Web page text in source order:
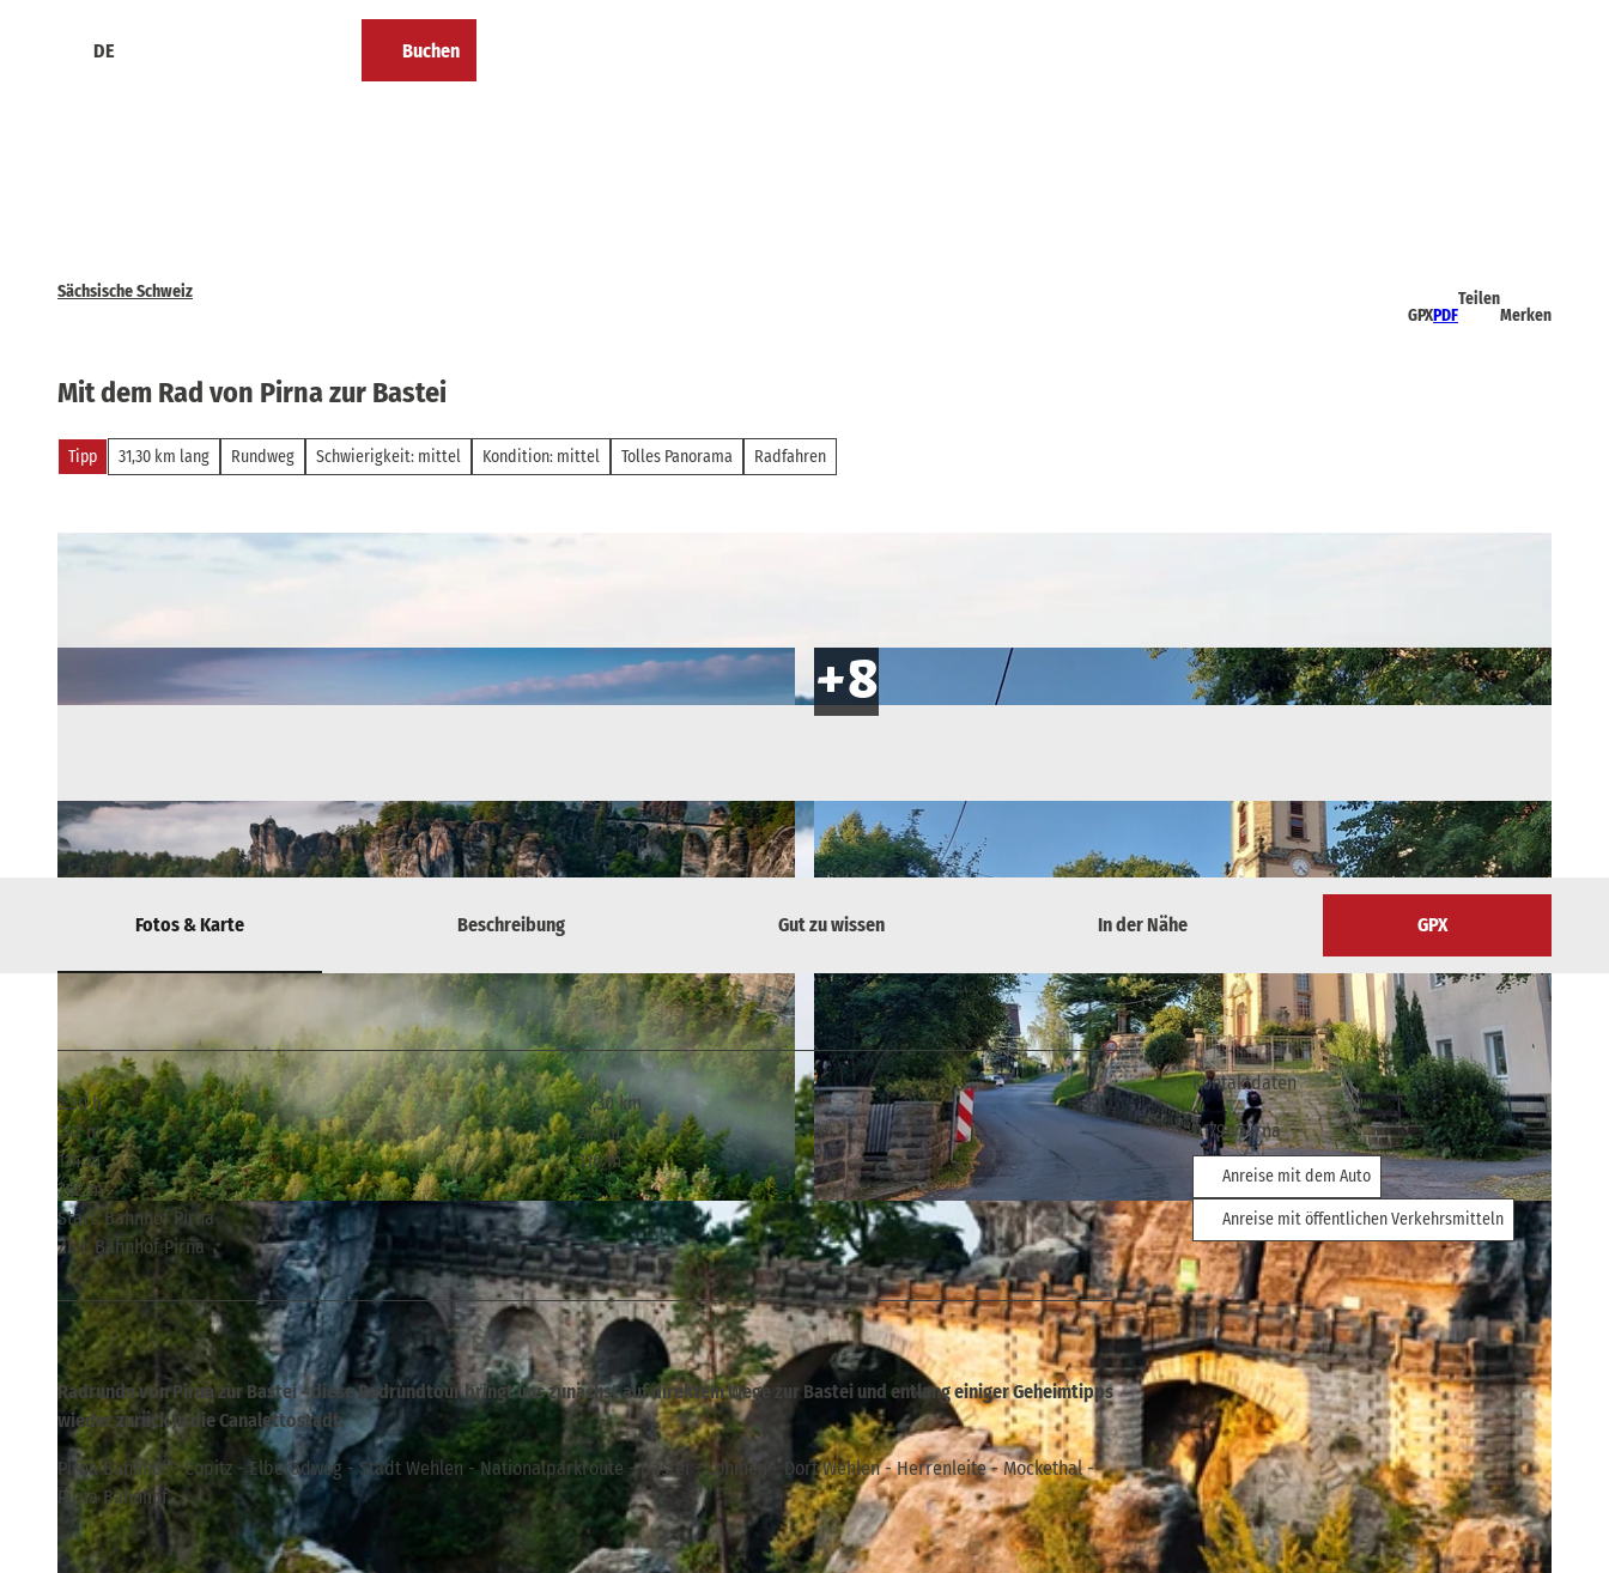
DE Buchen
Sächsische Schweiz
GPXPDF
Teilen
Merken
Mit dem Rad von Pirna zur Bastei
Tipp 31,30 km lang Rundweg Schwierigkeit: mittel Kondition: mittel Tolles Panorama Radfahren
© Sebastian Rose/ Tourismusverband Sächsische Schweiz, Tourismusverband Sächsische Schweiz © Heike Grunow, Tourismusverband Sächsische Schweiz
Fotos & Karte Beschreibung Gut zu wissen In der Nähe GPX
2:30 h
31,30 km
241 m
241 m
114 m
316 m
202 m
Start: Bahnhof Pirna
Ziel: Bahnhof Pirna
Radrunde von Pirna zur Bastei - diese Radrundtour bringt uns zunächst auf direktem Wege zur Bastei und entlang einiger Geheimtipps
wieder zurück in die Canalettostadt.
Pirna Bahnhof - Copitz - Elberadweg - Stadt Wehlen - Nationalparkroute - Bastei - Lohmen - Dorf Wehlen - Herrenleite - Mockethal -
Pirna Bahnhof
Kontaktdaten
01796Pirna
Anreise mit dem Auto
Anreise mit öffentlichen Verkehrsmitteln